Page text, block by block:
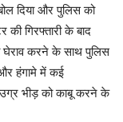
दिया और पुलिस को
गिरफ्तारी के बाद
करने के साथ पुलिस
हंगामे में कई
उग्र भीड़ को काबू करने के